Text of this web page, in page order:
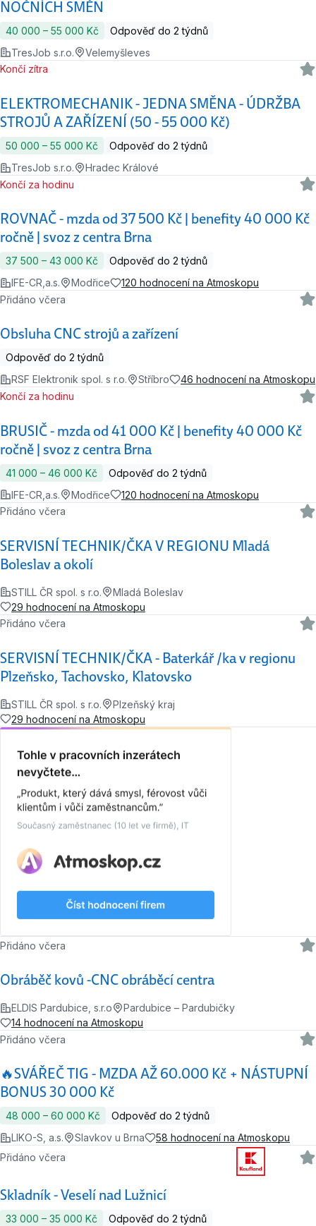
NOČNÍCH SMĚN
40 000 ‍–‍ 55 000 Kč
Odpověď do 2 týdnů
TresJob s.r.o.
Velemyšleves
ELEKTROMECHANIK - JEDNA SMĚNA - ÚDRŽBA
STROJŮ A ZAŘÍZENÍ (50 - 55 000 Kč)
Končí zítra
50 000 ‍–‍ 55 000 Kč
Odpověď do 2 týdnů
TresJob s.r.o.
Hradec Králové
ROVNAČ - mzda od 37 500 Kč | benefity 40 000 Kč
ročně | svoz z centra Brna
Končí za hodinu
37 500 ‍–‍ 43 000 Kč
Odpověď do 2 týdnů
IFE-CR,a.s.
Modřice 120 hodnocení na Atmoskopu
Obsluha CNC strojů a zařízení
Přidáno včera
Odpověď do 2 týdnů
RSF Elektronik spol. s r.o.
Stříbro 46 hodnocení na Atmoskopu
BRUSIČ - mzda od 41 000 Kč | benefity 40 000 Kč
ročně | svoz z centra Brna
Končí za hodinu
41 000 ‍–‍ 46 000 Kč
Odpověď do 2 týdnů
IFE-CR,a.s.
Modřice 120 hodnocení na Atmoskopu
SERVISNÍ TECHNIK/ČKA V REGIONU Mladá
Boleslav a okolí
Přidáno včera
STILL ČR spol. s r.o.
Mladá Boleslav
29 hodnocení na Atmoskopu
SERVISNÍ TECHNIK/ČKA - Baterkář /ka v regionu
Plzeňsko, Tachovsko, Klatovsko
Přidáno včera
STILL ČR spol. s r.o.
Plzeňský kraj
29 hodnocení na Atmoskopu
Obráběč kovů -CNC obráběcí centra
Přidáno včera
ELDIS Pardubice, s.r.o
Pardubice – Pardubičky
14 hodnocení na Atmoskopu
🔥SVÁŘEČ TIG - MZDA AŽ 60.000 Kč + NÁSTUPNÍ
BONUS 30 000 Kč
Přidáno včera
48 000 ‍–‍ 60 000 Kč
Odpověď do 2 týdnů
LIKO-S, a.s.
Slavkov u Brna 58 hodnocení na Atmoskopu
Skladník - Veselí nad Lužnicí
Přidáno včera
33 000 ‍–‍ 35 000 Kč
Odpověď do 2 týdnů